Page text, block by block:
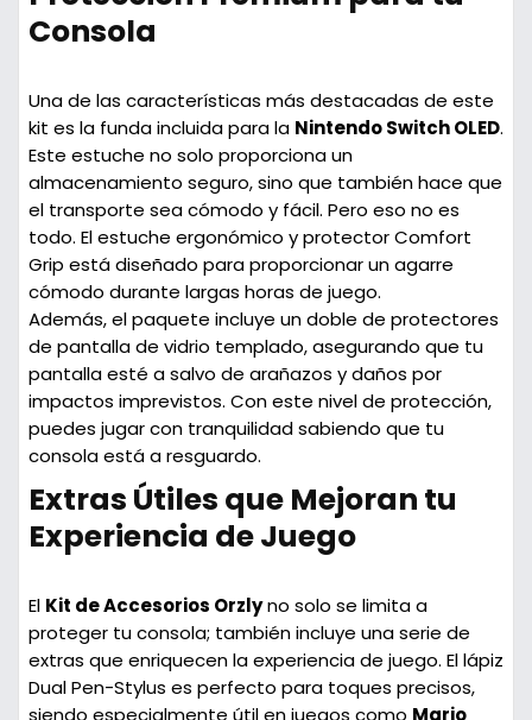
Consola
Una de las características más destacadas de este
kit es la funda incluidapara la Nintendo Switch OLED.
Este estuche no solo proporciona un
almacenamiento seguro, sino que también hace que
el transporte sea cómodo y fácil. Pero eso no es
todo. Elestuche ergonómico y protector Comfort
Grip está diseñado para proporcionar un agarre
cómodo durante largas horas de juego.
Además, el paquete incluye undoble de protectores
de pantalla de vidrio templado, asegurando que tu
pantalla esté a salvo de arañazos y daños por
impactos imprevistos. Con este nivel de protección,
puedes jugar con tranquilidad sabiendo que tu
consola está a resguardo.
Extras Útiles que Mejoran tu
Experiencia de Juego
El Kit de Accesorios Orzlyno solo se limita a
proteger tu consola; también incluye una serie de
extras que enriquecen la experiencia de juego. Ellápiz
Dual Pen-Stylus es perfecto para toques precisos,
siendo especialmente útil en juegos como Mario